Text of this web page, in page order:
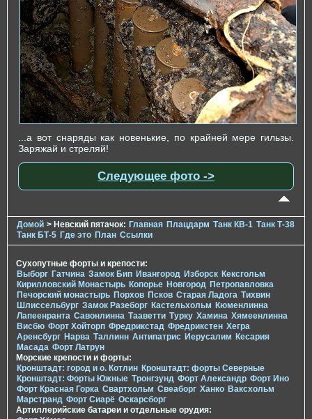
...а вот снаряды как новенькие, по крайней мере гильзы.
Заряжай и стреляй!
Следующее фото ->
Домой > Невский пятачок: Главная Плацдарм Танк КВ-1 Танк Т-38
Танк БТ-5 Где это План Ссылки
Сухопутные форты и крепости:
Выборг Гатчина Замок Бип Ивангород Изборск Кексгольм
Кирилловский Монастырь Копорье Новгород Петропавловка
Печорcкий монастырь Порхов Псков Старая Ладога Тихвин
Шлиссельбург Замок Разеборг Кастельхольм Кюменлинна
Лапеенранта Савонлинна Тааветти Турку Хамина Хямеенлинна
Висбю Форт Хойторп Фредрикстад Фредрикстен Хегра
Аренсбург Нарва Таллинн Антипатрис Иерусалим Кесария
Масада Форт Латрун
Морские крепости и форты:
Кронштадт: город и о. Котлин Кронштадт: форты Северные
Кронштадт: Форты Южные Тронгзунд Форт Александр Форт Ино
Форт Красная Горка Свартхольм Свеаборг Ханко Ваксхольм
Марстранд Форт Сиарё Оскарсборг
Артиллерийские батареи и отдельные орудия: